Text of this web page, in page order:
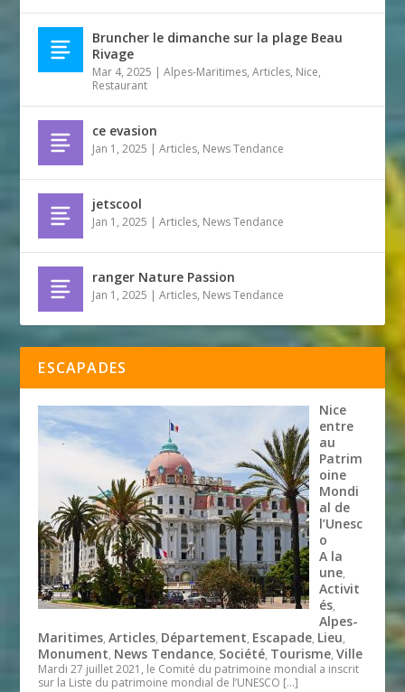
Bruncher le dimanche sur la plage Beau
Rivage
Mar 4, 2025 |Alpes-Maritimes,Articles, Nice,
Restaurant
ce evasion
Jan 1, 2025 |Articles, News Tendance
jetscool
Jan 1, 2025 |Articles, News Tendance
ranger Nature Passion
Jan 1, 2025 |Articles, News Tendance
ESCAPADES
Nice
entre
au
Patrim
oine
Mondi
al de
l’Unesc
o
A la
une,
Activit
és,
Alpes-
Maritimes,Articles, Département, Escapade, Lieu,
Monument, News Tendance, Société, Tourisme,Ville
Mardi 27 juillet 2021, le Comité du patrimoine mondial a inscrit
sur la Liste du patrimoine mondial de l’UNESCO […]